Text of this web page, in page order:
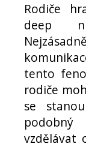
Rodiče
deep
tento
rodiče
se
vzdělávat